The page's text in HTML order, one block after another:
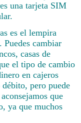
una tarjeta SIM
es el lempira
cambiar
casas de
el tipo de cambio
en cajeros
pero puede
que
ya que muchos